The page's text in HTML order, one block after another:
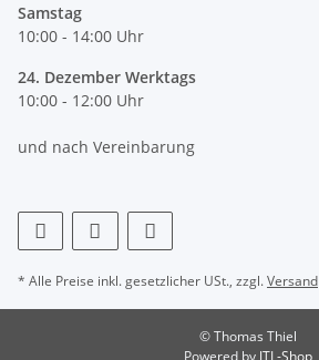
Samstag
10:00 - 14:00 Uhr
24. Dezember Werktags
10:00 - 12:00 Uhr
und nach Vereinbarung
* Alle Preise inkl. gesetzlicher USt., zzgl.Versand
© Thomas Thiel
Powered by JTL-Shop